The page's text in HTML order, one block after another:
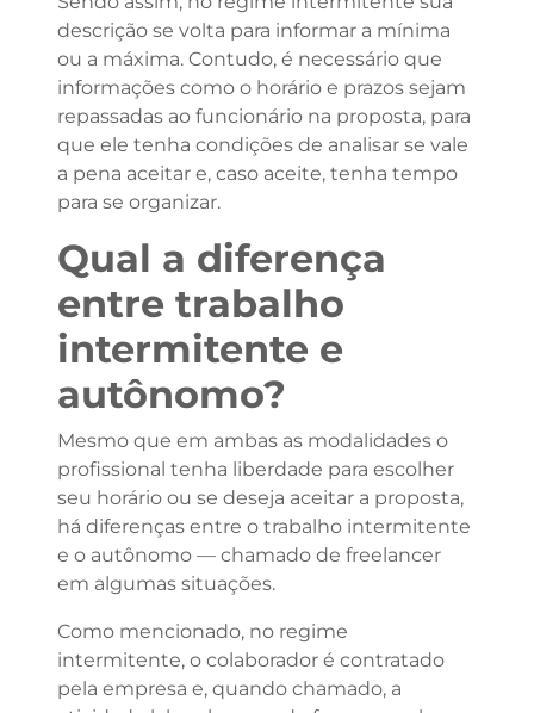
descrição se volta para informar a mínima
ou a máxima. Contudo, é necessário que
informações como o horário e prazos sejam
repassadas ao funcionário na proposta, para
que ele tenha condições de analisar se vale
a pena aceitar e, caso aceite, tenha tempo
para se organizar.
Qual a diferença
entre trabalho
intermitente e
autônomo?
Mesmo que em ambas as modalidades o
profissional tenha liberdade para escolher
seu horário ou se deseja aceitar a proposta,
há diferenças entre o trabalho intermitente
e o autônomo — chamado de freelancer
em algumas situações.
Como mencionado, no regime
intermitente, o colaborador é contratado
pela empresa e, quando chamado, a